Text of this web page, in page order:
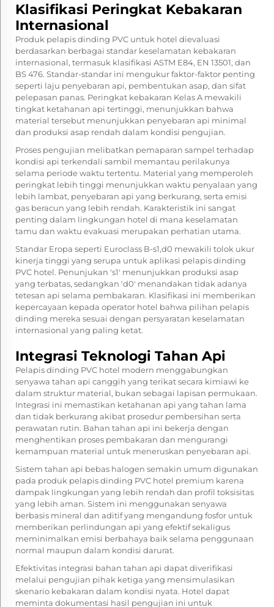
Klasifikasi Peringkat Kebakaran
Internasional
Produk pelapis dinding PVC untuk hotel dievaluasi
berdasarkan berbagai standar keselamatan kebakaran
internasional, termasuk klasifikasi ASTM E84, EN 13501, dan
BS 476. Standar-standar ini mengukur faktor-faktor penting
seperti laju penyebaran api, pembentukan asap, dan sifat
pelepasan panas. Peringkat kebakaran Kelas A mewakili
tingkat ketahanan api tertinggi, menunjukkan bahwa
material tersebut menunjukkan penyebaran api minimal
dan produksi asap rendah dalam kondisi pengujian.
Proses pengujian melibatkan pemaparan sampel terhadap
kondisi api terkendali sambil memantau perilakunya
selama periode waktu tertentu. Material yang memperoleh
peringkat lebih tinggi menunjukkan waktu penyalaan yang
lebih lambat, penyebaran api yang berkurang, serta emisi
gas beracun yang lebih rendah. Karakteristik ini sangat
penting dalam lingkungan hotel di mana keselamatan
tamu dan waktu evakuasi merupakan perhatian utama.
Standar Eropa seperti Euroclass B-s1,d0 mewakili tolok ukur
kinerja tinggi yang serupa untuk aplikasi pelapis dinding
PVC hotel. Penunjukan 's1' menunjukkan produksi asap
yang terbatas, sedangkan 'd0' menandakan tidak adanya
tetesan api selama pembakaran. Klasifikasi ini memberikan
kepercayaan kepada operator hotel bahwa pilihan pelapis
dinding mereka sesuai dengan persyaratan keselamatan
internasional yang paling ketat.
Integrasi Teknologi Tahan Api
Pelapis dinding PVC hotel modern menggabungkan
senyawa tahan api canggih yang terikat secara kimiawi ke
dalam struktur material, bukan sebagai lapisan permukaan.
Integrasi ini memastikan ketahanan api yang tahan lama
dan tidak berkurang akibat prosedur pembersihan serta
perawatan rutin. Bahan tahan api ini bekerja dengan
menghentikan proses pembakaran dan mengurangi
kemampuan material untuk meneruskan penyebaran api.
Sistem tahan api bebas halogen semakin umum digunakan
pada produk pelapis dinding PVC hotel premium karena
dampak lingkungan yang lebih rendah dan profil toksisitas
yang lebih aman. Sistem ini menggunakan senyawa
berbasis mineral dan aditif yang mengandung fosfor untuk
memberikan perlindungan api yang efektif sekaligus
meminimalkan emisi berbahaya baik selama penggunaan
normal maupun dalam kondisi darurat.
Efektivitas integrasi bahan tahan api dapat diverifikasi
melalui pengujian pihak ketiga yang mensimulasikan
skenario kebakaran dalam kondisi nyata. Hotel dapat
meminta dokumentasi hasil pengujian ini untuk